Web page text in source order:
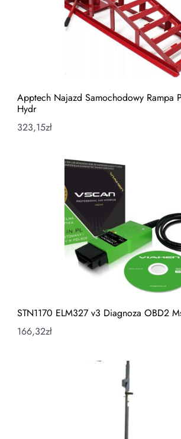
Apptech Najazd Samochodowy Rampa
Hydr
323,15zł
STN1170 ELM327 v3 Diagnoza OBD2
166,32zł